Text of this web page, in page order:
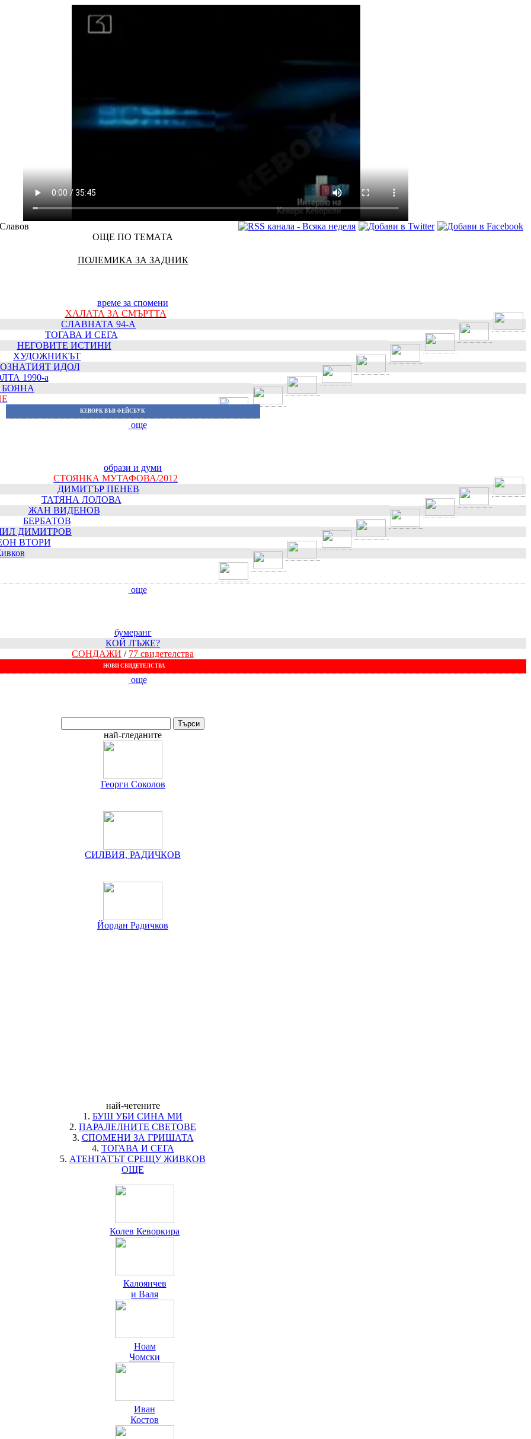
ОЩЕ ПО ТЕМАТА
ПОЛЕМИКА ЗА ЗАДНИК
време за спомени
ХАЛАТА ЗА СМЪРТТА
СЛАВНАТА 94-А
ТОГАВА И СЕГА
НЕГОВИТЕ ИСТИНИ
ХУДОЖНИКЪТ
ИДОЛ
1990-а
КЕВОРК ВЪВ ФЕЙСБУК
още
образи и думи
СТОЯНКА МУТАФОВА/2012
ДИМИТЪР ПЕНЕВ
ТАТЯНА ЛОЛОВА
ЖАН ВИДЕНОВ
БЕРБАТОВ
ДИМИТРОВ
ВТОРИ
още
бумеранг
КОЙ ЛЪЖЕ?
СОНДАЖИ / 77 свидетелства
НОВИ СВИДЕTEЛСТВА
още
най-гледаните
Георги Соколов
СИЛВИЯ, РАДИЧКОВ
Йордан Радичков
най-четените
1. БУШ УБИ СИНА МИ
2. ПАРАЛЕЛНИТЕ СВЕТОВЕ
3. СПОМЕНИ ЗА ГРИШАТА
4. ТОГАВА И СЕГА
5. АТЕНТАТЪТ СРЕЩУ ЖИВКОВ
ОЩЕ
Колев Кеворкира
Калоянчев
и Валя
Ноам
Чомски
Иван
Костов